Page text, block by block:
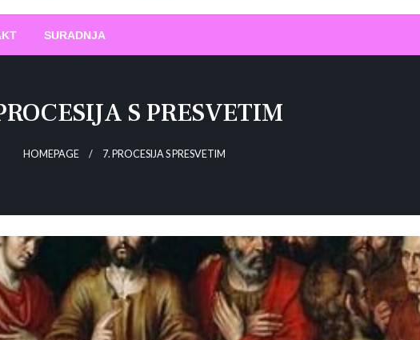
SURADNJA
S PRESVETIM
HOMEPAGE 7. PROCESIJA S PRESVETIM